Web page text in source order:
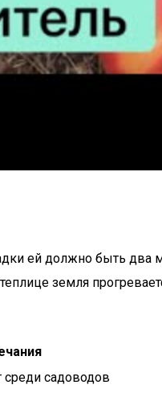
ей должно быть
земля
среди садоводов